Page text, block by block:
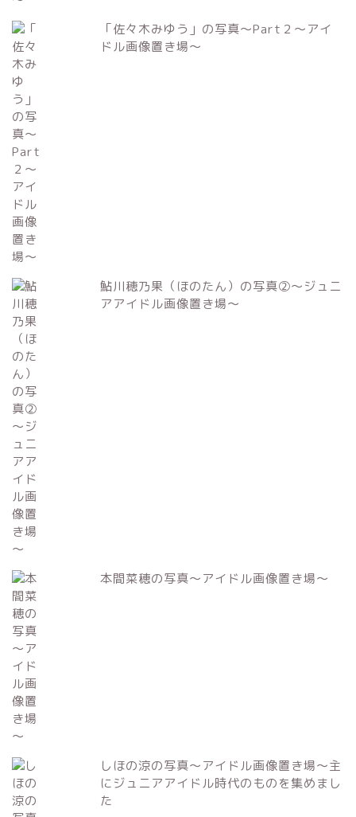
「佐々木みゆう」の写真～Part２～アイ
ドル画像置き場～
鮎川穂乃果（ほのたん）の写真②～ジュニ
アアイドル画像置き場～
本間菜穂の写真～アイドル画像置き場～
しほの涼の写真～アイドル画像置き場～主
にジュニアアイドル時代のものを集めまし
た